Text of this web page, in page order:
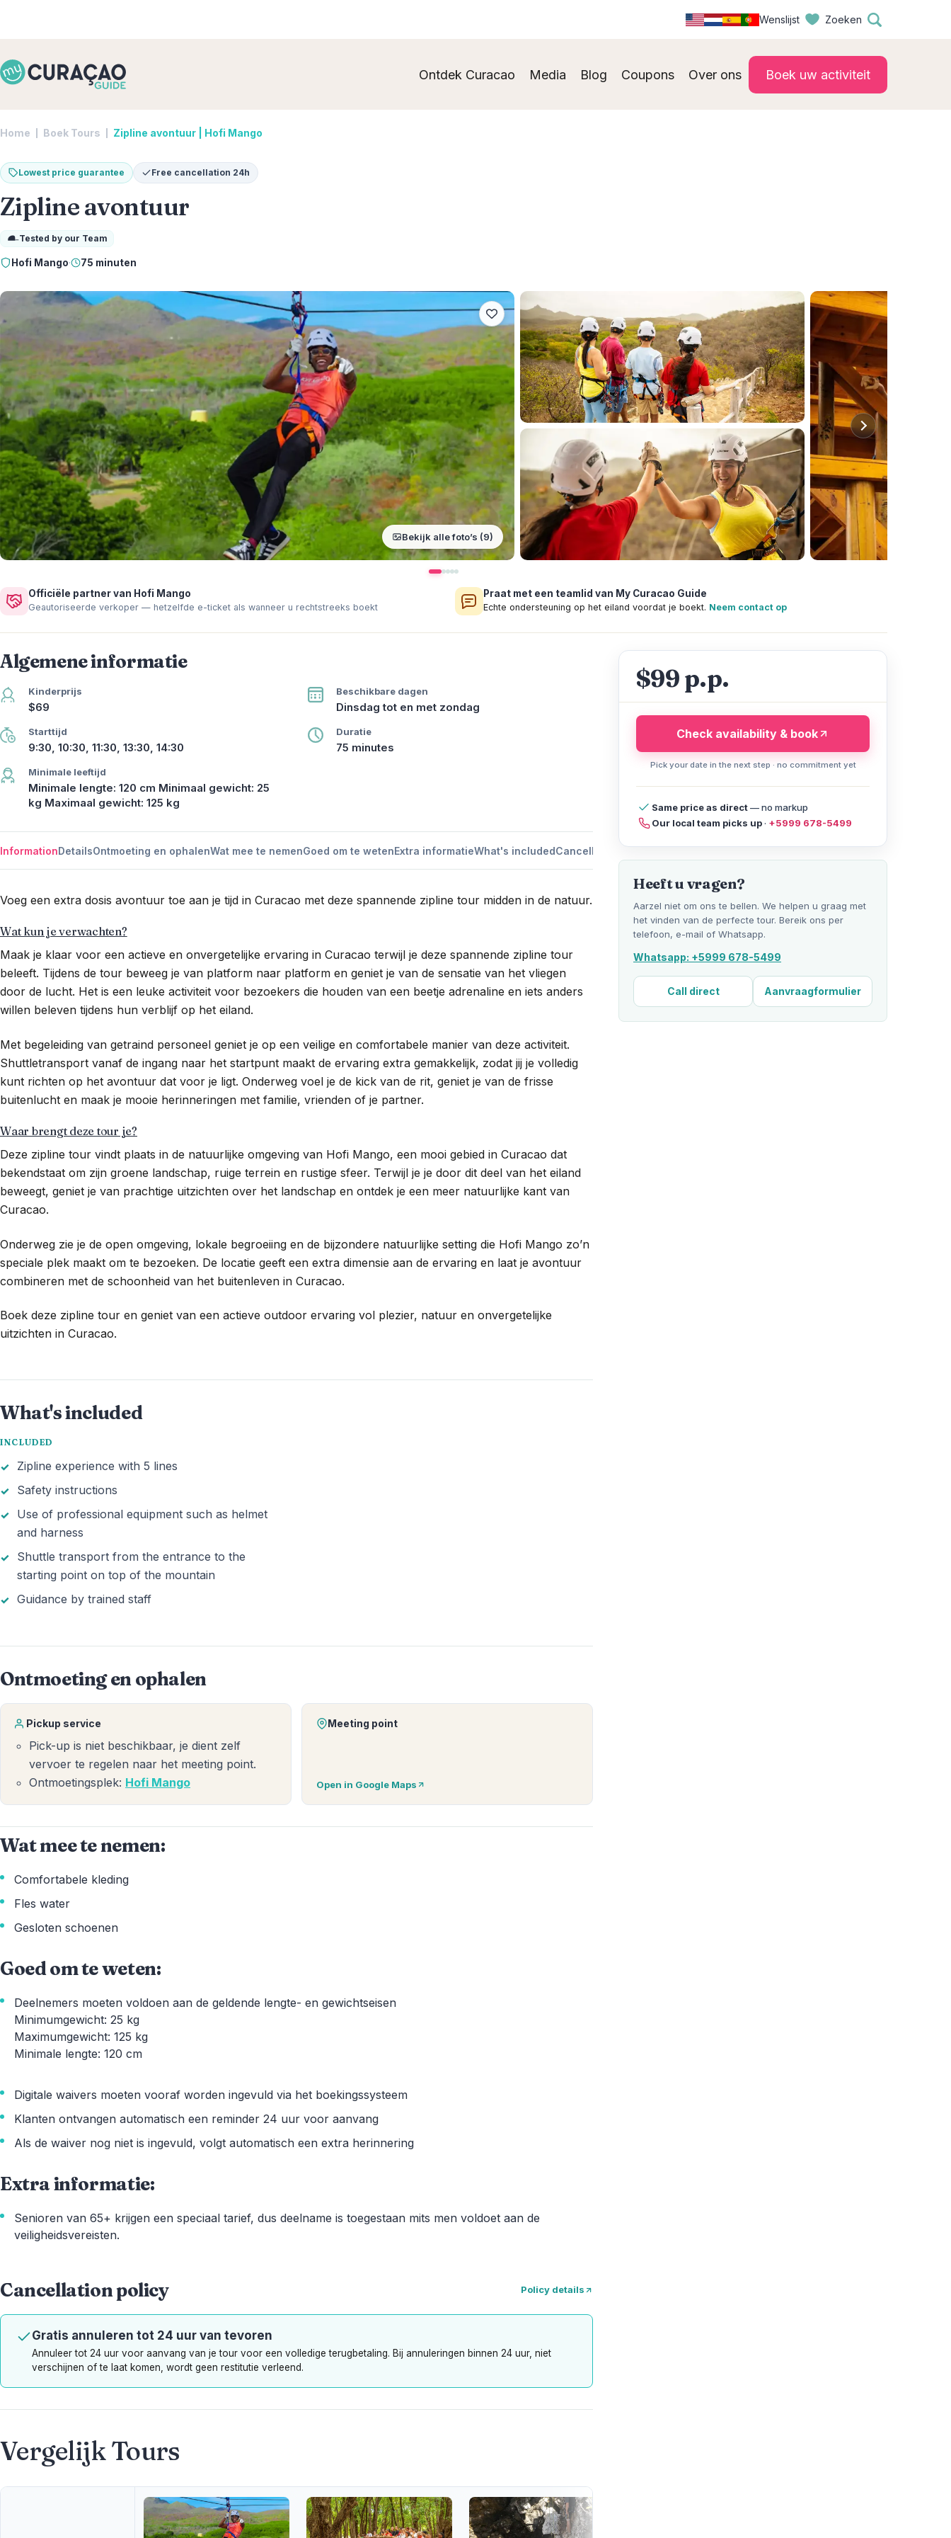
Wenslijst Zoeken
Ontdek Curacao Media Blog Coupons Over ons Boek uw activiteit
Home Boek Tours Zipline avontuur | Hofi Mango
Lowest price guarantee Free cancellation 24h
Zipline avontuur
Tested by our Team
Hofi Mango· 75 minuten
Bekijk alle foto’s (9)
Officiële partner van Hofi Mango
Geautoriseerde verkoper — hetzelfde e-ticket als wanneer u rechtstreeks boekt
Praat met een teamlid van My Curacao Guide
Echte ondersteuning op het eiland voordat je boekt. Neem contact op
Algemene informatie
Kinderprijs
$69
Beschikbare dagen
Dinsdag tot en met zondag
Starttijd
9:30, 10:30, 11:30, 13:30, 14:30
Duratie
75 minutes
Minimale leeftijd
Minimale lengte: 120 cm Minimaal gewicht: 25
kg Maximaal gewicht: 125 kg
InformationDetailsOntmoeting en ophalenWat mee te nemenGoed om te wetenExtra informatieWhat's includedCancellation policy
Voeg een extra dosis avontuur toe aan je tijd in Curacao met deze spannende zipline tour midden in de natuur.
Wat kun je verwachten?
Maak je klaar voor een actieve en onvergetelijke ervaring in Curacao terwijl je deze spannende zipline tour
beleeft. Tijdens de tour beweeg je van platform naar platform en geniet je van de sensatie van het vliegen
door de lucht. Het is een leuke activiteit voor bezoekers die houden van een beetje adrenaline en iets anders
willen beleven tijdens hun verblijf op het eiland.
Met begeleiding van getraind personeel geniet je op een veilige en comfortabele manier van deze activiteit.
Shuttletransport vanaf de ingang naar het startpunt maakt de ervaring extra gemakkelijk, zodat jij je volledig
kunt richten op het avontuur dat voor je ligt. Onderweg voel je de kick van de rit, geniet je van de frisse
buitenlucht en maak je mooie herinneringen met familie, vrienden of je partner.
Waar brengt deze tour je?
Deze zipline tour vindt plaats in de natuurlijke omgeving van Hofi Mango, een mooi gebied in Curacao dat
bekendstaat om zijn groene landschap, ruige terrein en rustige sfeer. Terwijl je je door dit deel van het eiland
beweegt, geniet je van prachtige uitzichten over het landschap en ontdek je een meer natuurlijke kant van
Curacao.
Onderweg zie je de open omgeving, lokale begroeiing en de bijzondere natuurlijke setting die Hofi Mango zo’n
speciale plek maakt om te bezoeken. De locatie geeft een extra dimensie aan de ervaring en laat je avontuur
combineren met de schoonheid van het buitenleven in Curacao.
Boek deze zipline tour en geniet van een actieve outdoor ervaring vol plezier, natuur en onvergetelijke
uitzichten in Curacao.
What's included
INCLUDED
Zipline experience with 5 lines
Safety instructions
Use of professional equipment such as helmet
and harness
Shuttle transport from the entrance to the
starting point on top of the mountain
Guidance by trained staff
Ontmoeting en ophalen
Pickup service
Pick-up is niet beschikbaar, je dient zelf
vervoer te regelen naar het meeting point.
Ontmoetingsplek: Hofi Mango
Meeting point
Open in Google Maps
Wat mee te nemen:
Comfortabele kleding
Fles water
Gesloten schoenen
Goed om te weten:
Deelnemers moeten voldoen aan de geldende lengte- en gewichtseisen
Minimumgewicht: 25 kg
Maximumgewicht: 125 kg
Minimale lengte: 120 cm
Digitale waivers moeten vooraf worden ingevuld via het boekingssysteem
Klanten ontvangen automatisch een reminder 24 uur voor aanvang
Als de waiver nog niet is ingevuld, volgt automatisch een extra herinnering
Extra informatie:
Senioren van 65+ krijgen een speciaal tarief, dus deelname is toegestaan mits men voldoet aan de
veiligheidsvereisten.
Cancellation policy Policy details
Gratis annuleren tot 24 uur van tevoren
Annuleer tot 24 uur voor aanvang van je tour voor een volledige terugbetaling. Bij annuleringen binnen 24 uur, niet
verschijnen of te laat komen, wordt geen restitutie verleend.
Vergelijk Tours
$99 p.p.
Check availability & book
Pick your date in the next step · no commitment yet
Same price as direct— no markup
Our local team picks up· +5999 678-5499
Heeft u vragen?
Aarzel niet om ons te bellen. We helpen u graag met
het vinden van de perfecte tour. Bereik ons per
telefoon, e-mail of Whatsapp.
Whatsapp: +5999 678-5499
Call direct Aanvraagformulier